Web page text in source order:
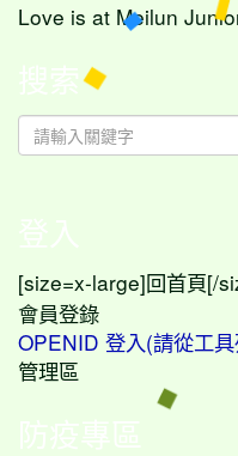
Love is at Meilun
搜索
登入
[size=x-large] 回首頁[/
會員登錄
OPENID 登入(請從工
管理區
防疫專區